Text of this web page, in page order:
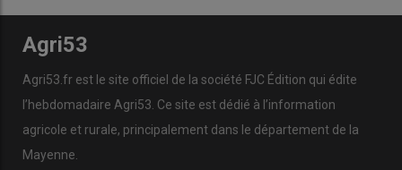
Agri53
Agri53.fr est le site officiel de la société FJC Édition qui édite
l’hebdomadaire Agri53. Ce site est dédié à l’information
agricole et rurale, principalement dans le département de la
Mayenne.